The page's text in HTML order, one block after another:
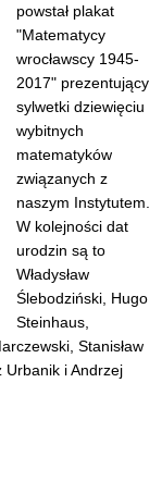
powstał plakat
"Matematycy
wrocławscy 1945-
2017" prezentujący
sylwetki dziewięciu
wybitnych
matematyków
związanych z
naszym Instytutem.
W kolejności dat
urodzin są to
Władysław
Ślebodziński, Hugo
Steinhaus,
Stanisław
Urbanik i Andrzej